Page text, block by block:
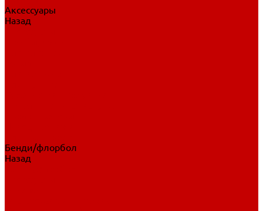
Аксессуары
Назад
Бенди/флорбол
Назад